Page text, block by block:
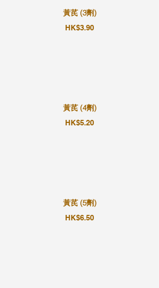
黃芪 (3劑)
HK$3.90
黃芪 (4劑)
HK$5.20
黃芪 (5劑)
HK$6.50